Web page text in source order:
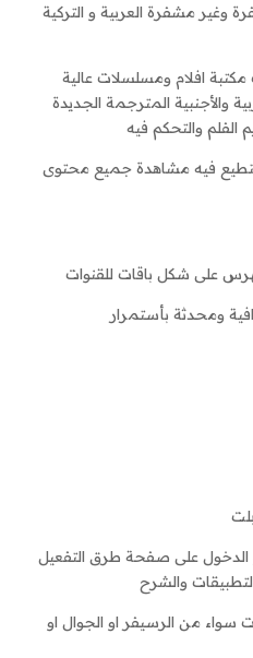
وغير مشفرة العربية و التركية
افلام ومسلسلات عالية
والأجنبية المترجمة الجديدة
فيه مشاهدة جميع محتوى
على شكل باقات للقنوات
ومحدثة بأستمرار
الدخول على صفحة طرق التفعيل
والشرح
من الرسيفر او الجوال او